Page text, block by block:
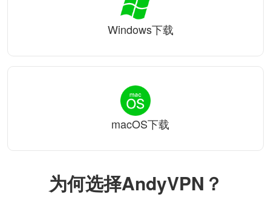
为何选择AndyVPN？
Windows下载
macOS下载